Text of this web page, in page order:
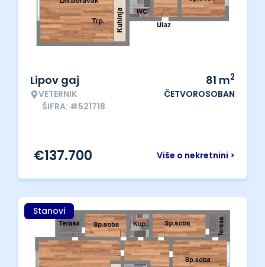
Lipov gaj
VETERNIK
ŠIFRA: #521718
81 m2
ČETVOROSOBAN
Više o nekretnini >
€137.700
Stanovi